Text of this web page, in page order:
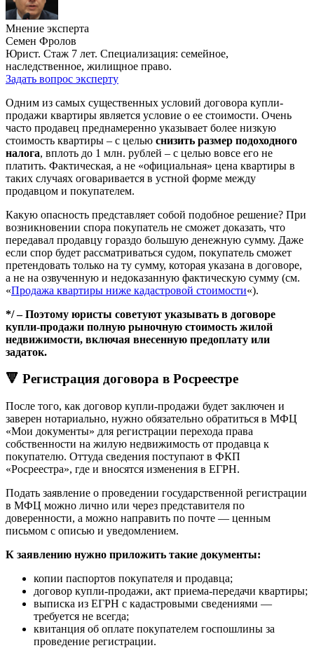
Мнение эксперта
Семен Фролов
Юрист. Стаж 7 лет. Специализация: семейное,
наследственное, жилищное право.
Задать вопрос эксперту
Одним из самых существенных условий договора купли-
продажи квартиры является условие о ее стоимости. Очень
часто продавец преднамеренно указывает более низкую
стоимость квартиры – с целью снизить размер подоходного
налога, вплоть до 1 млн. рублей – с целью вовсе его не
платить. Фактическая, а не «официальная» цена квартиры в
таких случаях оговаривается в устной форме между
продавцом и покупателем.
Какую опасность представляет собой подобное решение? При
возникновении спора покупатель не сможет доказать, что
передавал продавцу гораздо большую денежную сумму. Даже
если спор будет рассматриваться судом, покупатель сможет
претендовать только на ту сумму, которая указана в договоре,
а не на озвученную и недоказанную фактическую сумму (см.
«Продажа квартиры ниже кадастровой стоимости«).
*/ – Поэтому юристы советуют указывать в договоре
купли-продажи полную рыночную стоимость жилой
недвижимости, включая внесенную предоплату или
задаток.
🔻 Регистрация договора в Росреестре
После того, как договор купли-продажи будет заключен и
заверен нотариально, нужно обязательно обратиться в МФЦ
«Мои документы» для регистрации перехода права
собственности на жилую недвижимость от продавца к
покупателю. Оттуда сведения поступают в ФКП
«Росреестра», где и вносятся изменения в ЕГРН.
Подать заявление о проведении государственной регистрации
в МФЦ можно лично или через представителя по
доверенности, а можно направить по почте — ценным
письмом с описью и уведомлением.
К заявлению нужно приложить такие документы:
копии паспортов покупателя и продавца;
договор купли-продажи, акт приема-передачи квартиры;
выписка из ЕГРН с кадастровыми сведениями —
требуется не всегда;
квитанция об оплате покупателем госпошлины за
проведение регистрации.